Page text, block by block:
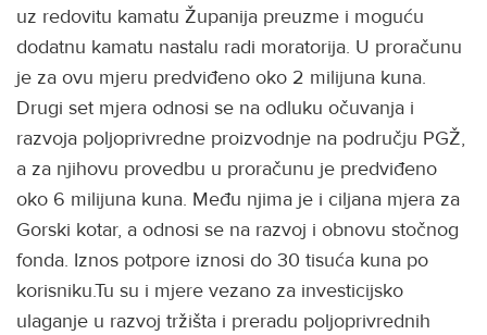
uz redovitu kamatu Županija preuzme i moguću
dodatnu kamatu nastalu radi moratorija. U proračunu
je za ovu mjeru predviđeno oko 2 milijuna kuna.
Drugi set mjera odnosi se na odluku očuvanja i
razvoja poljoprivredne proizvodnje na području PGŽ,
a za njihovu provedbu u proračunu je predviđeno
oko 6 milijuna kuna. Među njima je i ciljana mjera za
Gorski kotar, a odnosi se na razvoj i obnovu stočnog
fonda. Iznos potpore iznosi do 30 tisuća kuna po
korisniku.Tu su i mjere vezano za investicijsko
ulaganje u razvoj tržišta i preradu poljoprivrednih